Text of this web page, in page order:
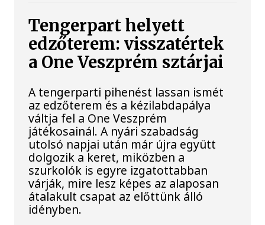
Tengerpart helyett
edzőterem: visszatértek
a One Veszprém sztárjai
A tengerparti pihenést lassan ismét
az edzőterem és a kézilabdapálya
váltja fel a One Veszprém
játékosainál. A nyári szabadság
utolsó napjai után már újra együtt
dolgozik a keret, miközben a
szurkolók is egyre izgatottabban
várják, mire lesz képes az alaposan
átalakult csapat az előttünk álló
idényben.